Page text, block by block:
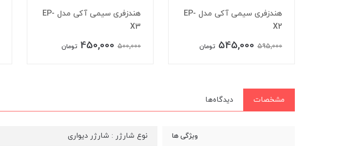
هندزفری سیمی آکی مدل EP-
X2
595,000
545,000 تومان
هندزفری سیمی آکی مدل EP-
X3
500,000
450,000 تومان
مشخصات دیدگاه‌ها
ویژگی ها نوع شارژر : شارژر دیواری